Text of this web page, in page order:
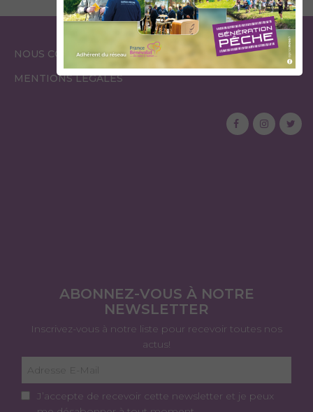
NOUS CONTACTER
MENTIONS LÉGALES
ESPACE
GARDES PÊCHE
ESPACE
ÉLUS
ABONNEZ-VOUS À NOTRE
NEWSLETTER
Inscrivez-vous à notre liste pour recevoir toutes nos
actus!
J’accepte de recevoir cette newsletter et je peux